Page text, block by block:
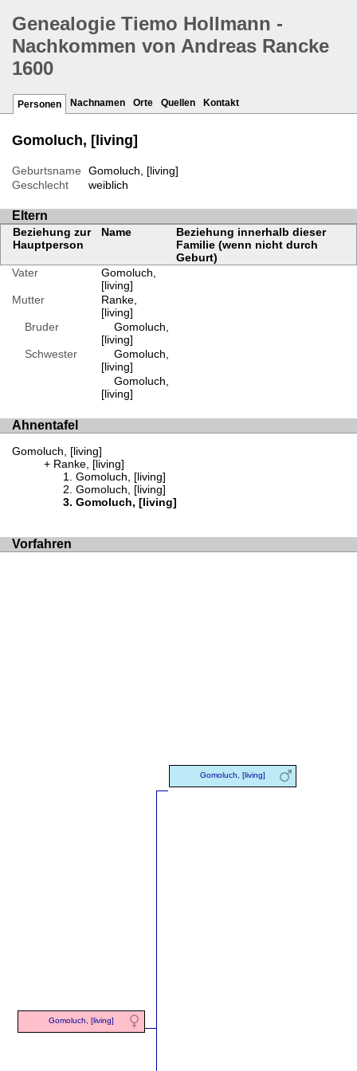
Genealogie Tiemo Hollmann -
Nachkommen von Andreas Rancke
1600
Personen Nachnamen Orte Quellen Kontakt
Gomoluch, [living]
Geburtsname
Gomoluch, [living]
Geschlecht
weiblich
Eltern
Beziehung zur
Hauptperson
Name
Beziehung innerhalb dieser
Familie (wenn nicht durch
Geburt)
Vater
Gomoluch,
[living]
Mutter
Ranke,
[living]
Bruder
Gomoluch,
[living]
Schwester
Gomoluch,
[living]
Gomoluch,
[living]
Ahnentafel
Gomoluch, [living]
Ranke, [living]
Gomoluch, [living]
Gomoluch, [living]
Gomoluch, [living]
Vorfahren
Gomoluch, [living]
Gomoluch, [living]